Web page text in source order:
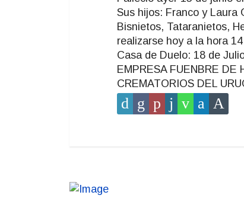
Sus hijos: Franco y Laura
Bisnietos, Tataranietos,
realizarse hoy a la hora
Casa de Duelo: 18 de
EMPRESA FUENBRE
CREMATORIOS DEL